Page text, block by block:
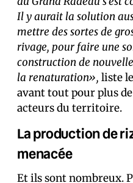
Il y aurait la solution
mettre des sortes de
rivage, pour faire une
construction de
la renaturation», liste
avant tout pour plus
acteurs du territoire.
La production de
menacée
Et ils sont nombreux.